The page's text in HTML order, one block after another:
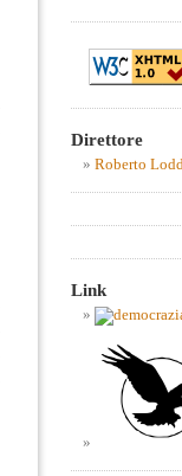
Direttore
Roberto
Link